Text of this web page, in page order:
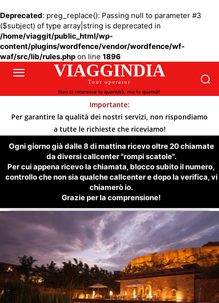
Deprecated: preg_replace(): Passing null to parameter #3
($subject) of type array|string is deprecated in
/home/viaggit/public_html/wp-
content/plugins/wordfence/vendor/wordfence/wf-
waf/src/lib/rules.php on line 1896
VIAGGINDIA
Tour operator
Non ci interessa la quantità, ma la qualità!
Importante:
Per garantire la qualità dei nostri servizi, non rispondiamo
a tutte le richieste che riceviamo!
Ogni giorno già dalle 8 di mattina ricevo oltre 20 chiamate
da diversi callcenter "rompi scatole".
Per cui appena ricevo la chiamata, blocco subito il numero,
controllo che non sia qualche callcenter e dopo la verifica, vi
chiamerò io.
Grazie per la comprensione!